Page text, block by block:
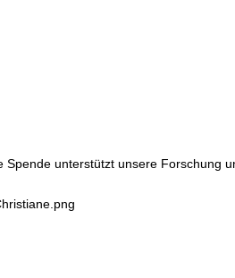
unterstützt unsere Forschung